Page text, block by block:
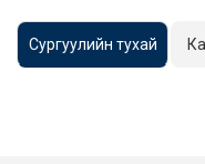
Сургуулийн тухай